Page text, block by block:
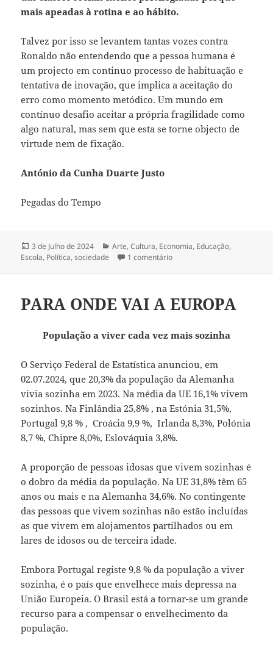
mais apeadas à rotina e ao hábito.
Talvez por isso se levantem tantas vozes contra
Ronaldo não entendendo que a pessoa humana é
um projecto em continuo processo de habituação e
tentativa de inovação, que implica a aceitação do
erro como momento metódico. Um mundo em
contínuo desafio aceitar a própria fragilidade como
algo natural, mas sem que esta se torne objecto de
virtude nem de fixação.
António da Cunha Duarte Justo
Pegadas do Tempo
Publicado
a
3 de Julho de 2024 Categorias
Arte,Cultura, Economia, Educação,
Escola, Política,sociedade 1 comentário
PARA ONDE VAI A EUROPA
População a viver cada vez mais sozinha
O Serviço Federal de Estatística anunciou, em
02.07.2024, que 20,3% da população da Alemanha
vivia sozinha em 2023. Na média da UE 16,1% vivem
sozinhos. Na Finlândia 25,8% , na Estónia 31,5%,
Portugal 9,8 % , Croácia 9,9 %, Irlanda 8,3%, Polónia
8,7 %, Chipre 8,0%, Eslováquia 3,8%.
A proporção de pessoas idosas que vivem sozinhas é
o dobro da média da população. Na UE 31,8% têm 65
anos ou mais e na Alemanha 34,6%. No contingente
das pessoas que vivem sozinhas não estão incluídas
as que vivem em alojamentos partilhados ou em
lares de idosos ou de terceira idade.
Embora Portugal registe 9,8 % da população a viver
sozinha, é o país que envelhece mais depressa na
União Europeia. O Brasil está a tornar-se um grande
recurso para a compensar o envelhecimento da
população.